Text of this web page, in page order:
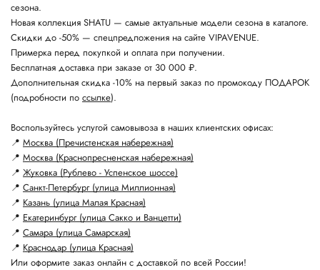
сезона.
Новая коллекция SHATU — самые актуальные модели сезона в каталоге.
Скидки до -50% — спецпредложения на сайте VIPAVENUE.
Примерка перед покупкой и оплата при получении.
Бесплатная доставка при заказе от 30 000 ₽.
Дополнительная скидка -10% на первый заказ по промокоду ПОДАРОК
(подробности по ссылке).
Воспользуйтесь услугой самовывоза в наших клиентских офисах:
📍 Москва (Пречистенская набережная)
📍 Москва (Краснопресненская набережная)
📍 Жуковка (Рублево - Успенское шоссе)
📍 Санкт-Петербург (улица Миллионная)
📍 Казань (улица Малая Красная)
📍 Екатеринбург (улица Сакко и Ванцетти)
📍 Самара (улица Самарская)
📍 Краснодар (улица Красная)
Или оформите заказ онлайн с доставкой по всей России!